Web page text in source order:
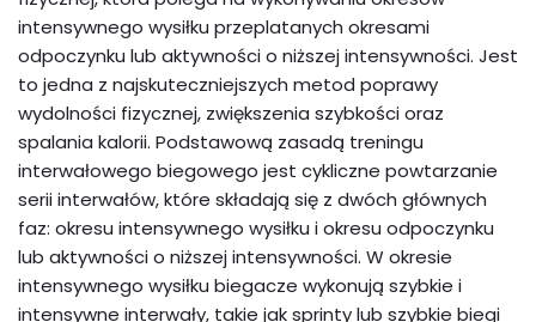
intensywnego wysiłku przeplatanych okresami
odpoczynku lub aktywności o niższej intensywności. Jest
to jedna z najskuteczniejszych metod poprawy
wydolności fizycznej, zwiększenia szybkości oraz
spalania kalorii. Podstawową zasadą treningu
interwałowego biegowego jest cykliczne powtarzanie
serii interwałów, które składają się z dwóch głównych
faz: okresu intensywnego wysiłku i okresu odpoczynku
lub aktywności o niższej intensywności. W okresie
intensywnego wysiłku biegacze wykonują szybkie i
intensywne interwały, takie jak sprinty lub szybkie biegi